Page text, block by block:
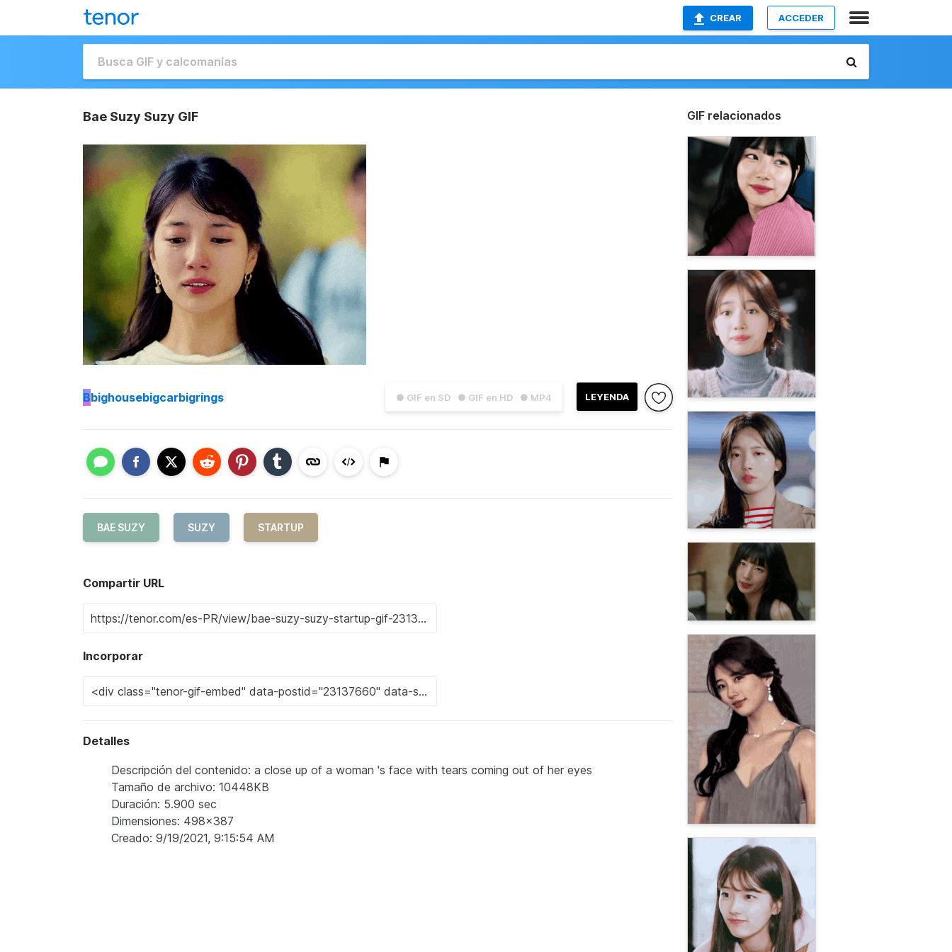
CREAR ACCEDER
Bae Suzy Suzy GIF
● GIF en SD ● GIF en HD ● MP4 LEYENDA
Bbighousebigcarbigrings
BAE SUZY SUZY STARTUP
Compartir URL
Incorporar
Detalles
Descripción del contenido: a close up of a woman 's face with tears coming out of her eyes
Tamaño de archivo: 10448KB
Duración: 5.900 sec
Dimensiones: 498x387
Creado: 9/19/2021, 9:15:54 AM
GIF relacionados